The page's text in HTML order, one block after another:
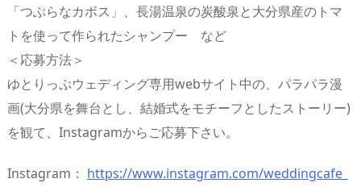
「つぶらなカボス」、長湯温泉の炭酸泉と大分県産のトマ
トを使って作られたシャンプー など
＜応募方法＞
ゆとりっぷウェディング専用webサイト中の、パラパラ漫
画(大分県を舞台とし、結婚式をモチーフとしたストーリー)
を観て、Instagramからご応募下さい。
Instagram： https://www.instagram.com/weddingcafe_